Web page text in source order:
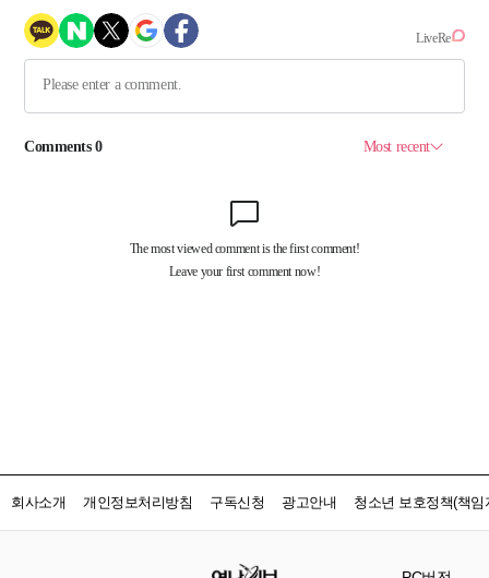
회사소개 개인정보처리방침 구독신청 광고안내 청소년 보호정책(책임